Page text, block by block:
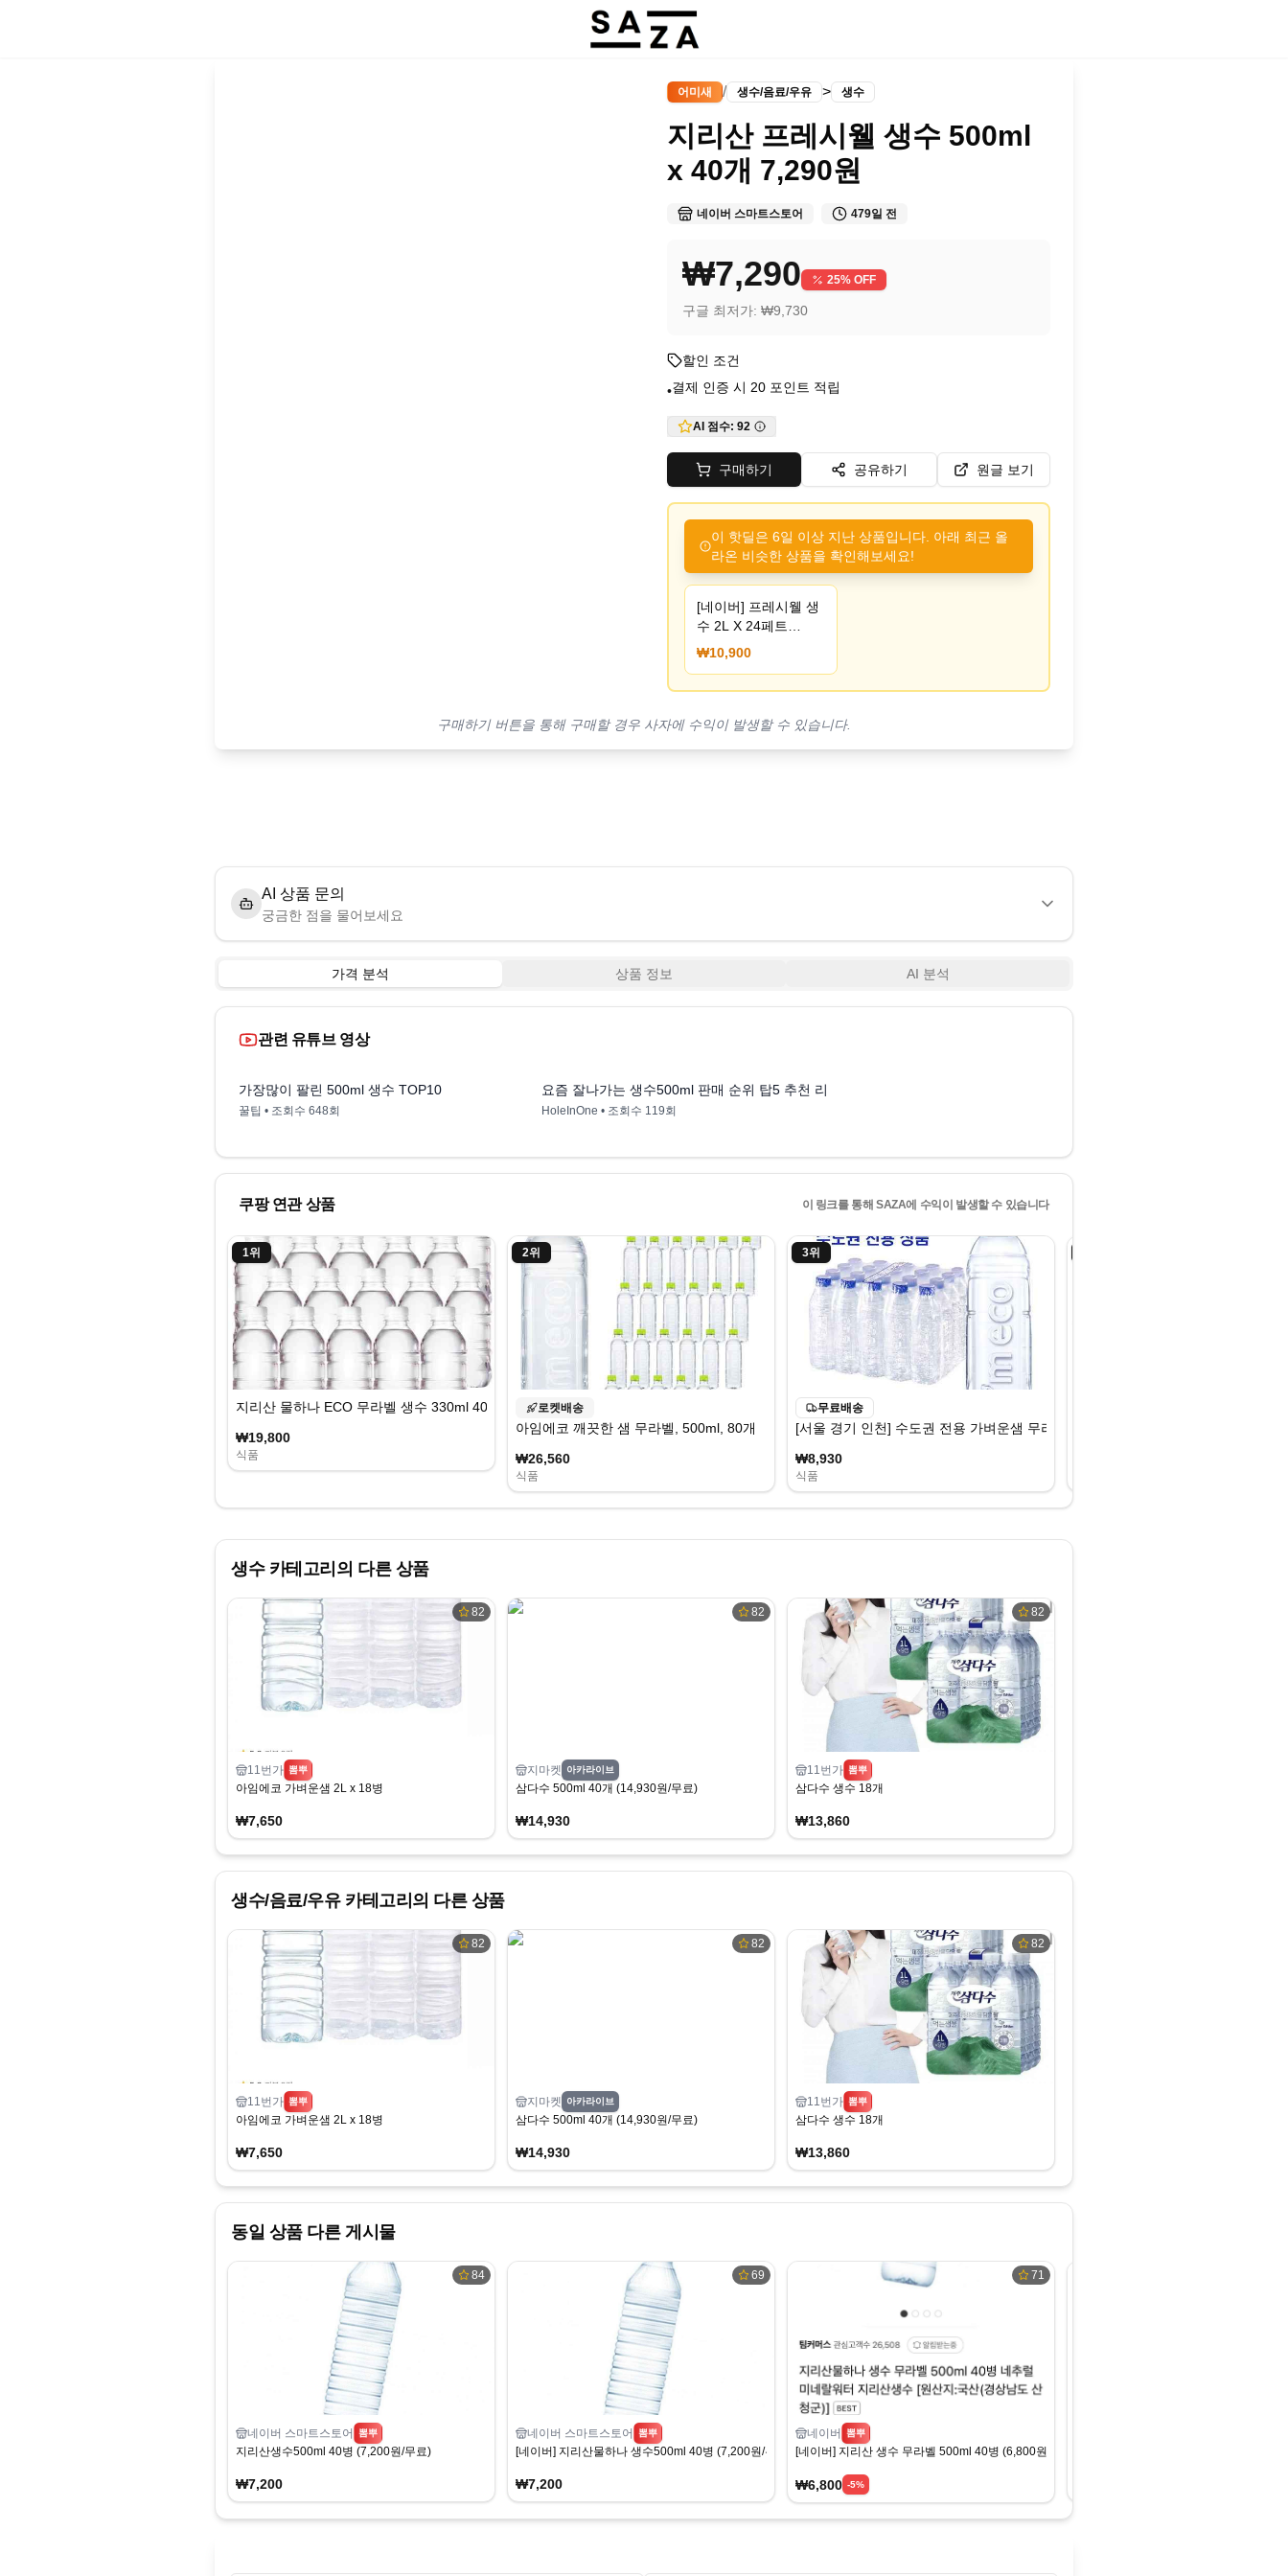
어미새 / 생수/음료/우유 > 생수
지리산 프레시웰 생수 500ml
x 40개 7,290원
네이버 스마트스토어 479일 전
₩7,290 25% OFF
구글 최저가: ₩9,730
할인 조건
•결제 인증 시 20 포인트 적립
AI 점수: 92
구매하기 공유하기 원글 보기
이 핫딜은 6일 이상 지난 상품입니다. 아래 최근 올
라온 비슷한 상품을 확인해보세요!
[네이버] 프레시웰 생
수 2L X 24페트
(10,900원) (무료)
₩10,900
구매하기 버튼을 통해 구매할 경우 사자에 수익이 발생할 수 있습니다.
AI 상품 문의
궁금한 점을 물어보세요
가격 분석 상품 정보 AI 분석
관련 유튜브 영상
가장많이 팔린 500ml 생수 TOP10
꿀팁 • 조회수 648회
요즘 잘나가는 생수500ml 판매 순위 탑5 추천 리뷰
HoleInOne • 조회수 119회
쿠팡 연관 상품 이 링크를 통해 SAZA에 수익이 발생할 수 있습니다
1위
지리산 물하나 ECO 무라벨 생수 330ml 40병, 330ml
₩19,800
식품
2위
로켓배송
아임에코 깨끗한 샘 무라벨, 500ml, 80개
₩26,560
식품
3위
무료배송
[서울 경기 인천] 수도권 전용 가벼운샘 무라벨생수 500mL x 40병, 40개, 500ml
₩8,930
식품
생수카테고리의 다른 상품
82
11번가 뽐뿌
아임에코 가벼운샘 2L x 18병
₩7,650
82
지마켓 아카라이브
삼다수 500ml 40개 (14,930원/무료)
₩14,930
82
11번가 뽐뿌
삼다수 생수 18개
₩13,860
생수/음료/우유카테고리의 다른 상품
82
11번가 뽐뿌
아임에코 가벼운샘 2L x 18병
₩7,650
82
지마켓 아카라이브
삼다수 500ml 40개 (14,930원/무료)
₩14,930
82
11번가 뽐뿌
삼다수 생수 18개
₩13,860
동일 상품 다른 게시물
84
네이버 스마트스토어 뽐뿌
지리산생수500ml 40병 (7,200원/무료)
₩7,200
69
네이버 스마트스토어 뽐뿌
[네이버] 지리산물하나 생수500ml 40병 (7,200원/무료)
₩7,200
71
네이버 뽐뿌
[네이버] 지리산 생수 무라벨 500ml 40병 (6,800원/무배)
₩6,800 -5%